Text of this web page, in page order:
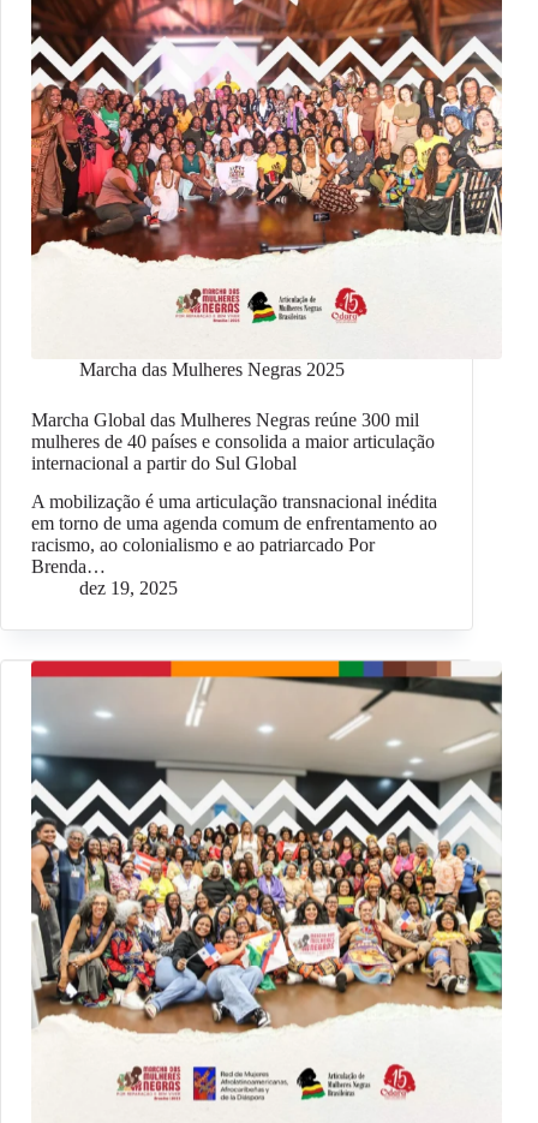
Marcha das Mulheres Negras 2025
Marcha Global das Mulheres Negras reúne 300 mil
mulheres de 40 países e consolida a maior articulação
internacional a partir do Sul Global
A mobilização é uma articulação transnacional inédita
em torno de uma agenda comum de enfrentamento ao
racismo, ao colonialismo e ao patriarcado Por
Brenda…
dez 19, 2025